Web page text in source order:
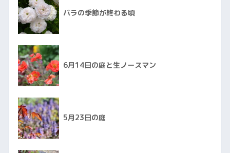
バラの季節が終わる頃
6月14日の庭と生ノースマン
5月23日の庭